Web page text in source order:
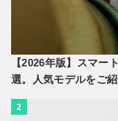
【2026年版】スマー
選。人気モデルをご
2